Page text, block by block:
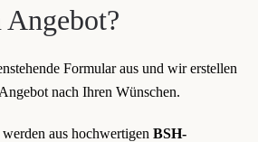
Angebot?
Formular aus und wir erstellen
nach Ihren Wünschen.
aus hochwertigen BSH-